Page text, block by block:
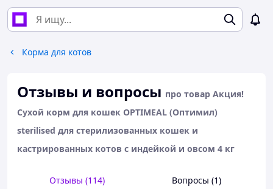
Корма для котов
Отзывы и вопросы про товар Акция!
Сухой корм для кошек OPTIMEAL (Оптимил)
sterilised для стерилизованных кошек и
кастрированных котов с индейкой и овсом 4 кг
Отзывы (114) Вопросы (1)